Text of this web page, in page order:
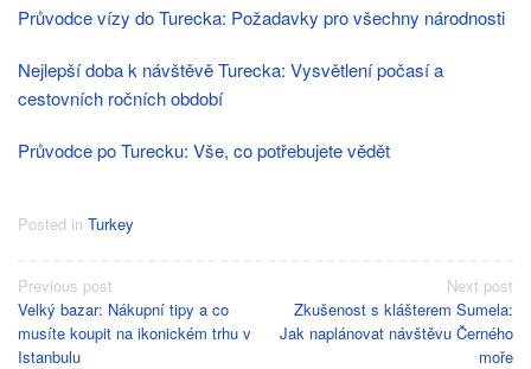
Průvodce vízy do Turecka: Požadavky pro všechny národnosti
Nejlepší doba k návštěvě Turecka: Vysvětlení počasí a
cestovních ročních období
Průvodce po Turecku: Vše, co potřebujete vědět
Posted in Turkey
Post
navigation
Previous post
Velký bazar: Nákupní tipy a co
musíte koupit na ikonickém trhu v
Istanbulu
Next post
Zkušenost s klášterem Sumela:
Jak naplánovat návštěvu Černého
moře